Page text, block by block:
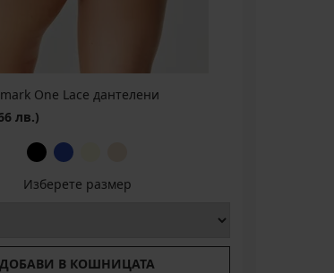
One Lace дантелени
лв.)
Изберете размер
ДОБАВИ В КОШНИЦАТА